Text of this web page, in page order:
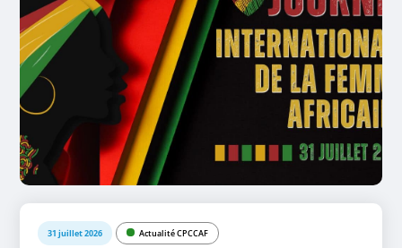
31 juillet 2026 Actualité CPCCAF